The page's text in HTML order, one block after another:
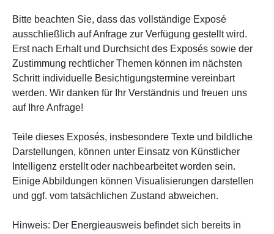
Bitte beachten Sie, dass das vollständige Exposé
ausschließlich auf Anfrage zur Verfügung gestellt wird.
Erst nach Erhalt und Durchsicht des Exposés sowie der
Zustimmung rechtlicher Themen können im nächsten
Schritt individuelle Besichtigungstermine vereinbart
werden. Wir danken für Ihr Verständnis und freuen uns
auf Ihre Anfrage!
Teile dieses Exposés, insbesondere Texte und bildliche
Darstellungen, können unter Einsatz von Künstlicher
Intelligenz erstellt oder nachbearbeitet worden sein.
Einige Abbildungen können Visualisierungen darstellen
und ggf. vom tatsächlichen Zustand abweichen.
Hinweis: Der Energieausweis befindet sich bereits in